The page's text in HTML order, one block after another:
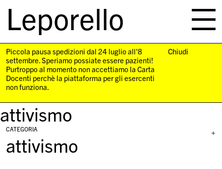
Leporello
navigation
Piccola pausa spedizioni dal 24 luglio all'8
settembre. Speriamo possiate essere pazienti!
Purtroppo al momento non accettiamo la Carta
Docenti perchè la piattaforma per gli esercenti
non funziona.
Chiudi
attivismo
+
CATEGORIA
attivismo